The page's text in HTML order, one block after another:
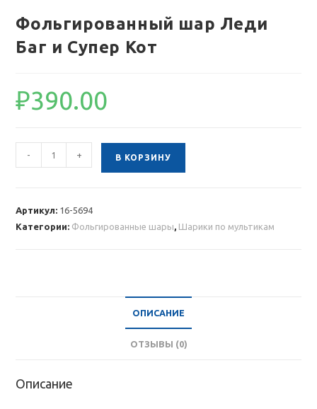
Фольгированный шар Леди
Баг и Супер Кот
₽390.00
Количество
товара
- + В КОРЗИНУ
Артикул: 16-5694
Категории: Фольгированные шары, Шарики по мультикам
ОПИСАНИЕ
ОТЗЫВЫ (0)
Описание